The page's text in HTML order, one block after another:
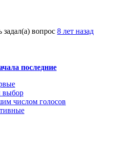
задал(а) вопрос 8 лет назад
последние
выбор
числом голосов